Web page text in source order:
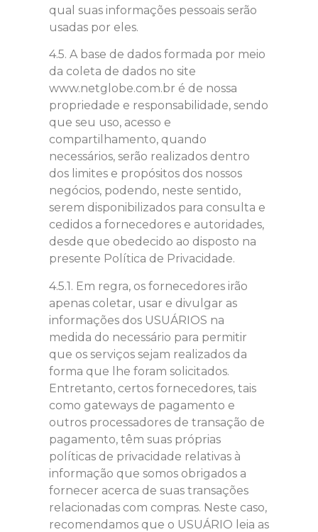
qual suas informações pessoais serão
usadas por eles.
4.5. A base de dados formada por meio
da coleta de dados no site
www.netglobe.com.br é de nossa
propriedade e responsabilidade, sendo
que seu uso, acesso e
compartilhamento, quando
necessários, serão realizados dentro
dos limites e propósitos dos nossos
negócios, podendo, neste sentido,
serem disponibilizados para consulta e
cedidos a fornecedores e autoridades,
desde que obedecido ao disposto na
presente Política de Privacidade.
4.5.1. Em regra, os fornecedores irão
apenas coletar, usar e divulgar as
informações dos USUÁRIOS na
medida do necessário para permitir
que os serviços sejam realizados da
forma que lhe foram solicitados.
Entretanto, certos fornecedores, tais
como gateways de pagamento e
outros processadores de transação de
pagamento, têm suas próprias
políticas de privacidade relativas à
informação que somos obrigados a
fornecer acerca de suas transações
relacionadas com compras. Neste caso,
recomendamos que o USUÁRIO leia as